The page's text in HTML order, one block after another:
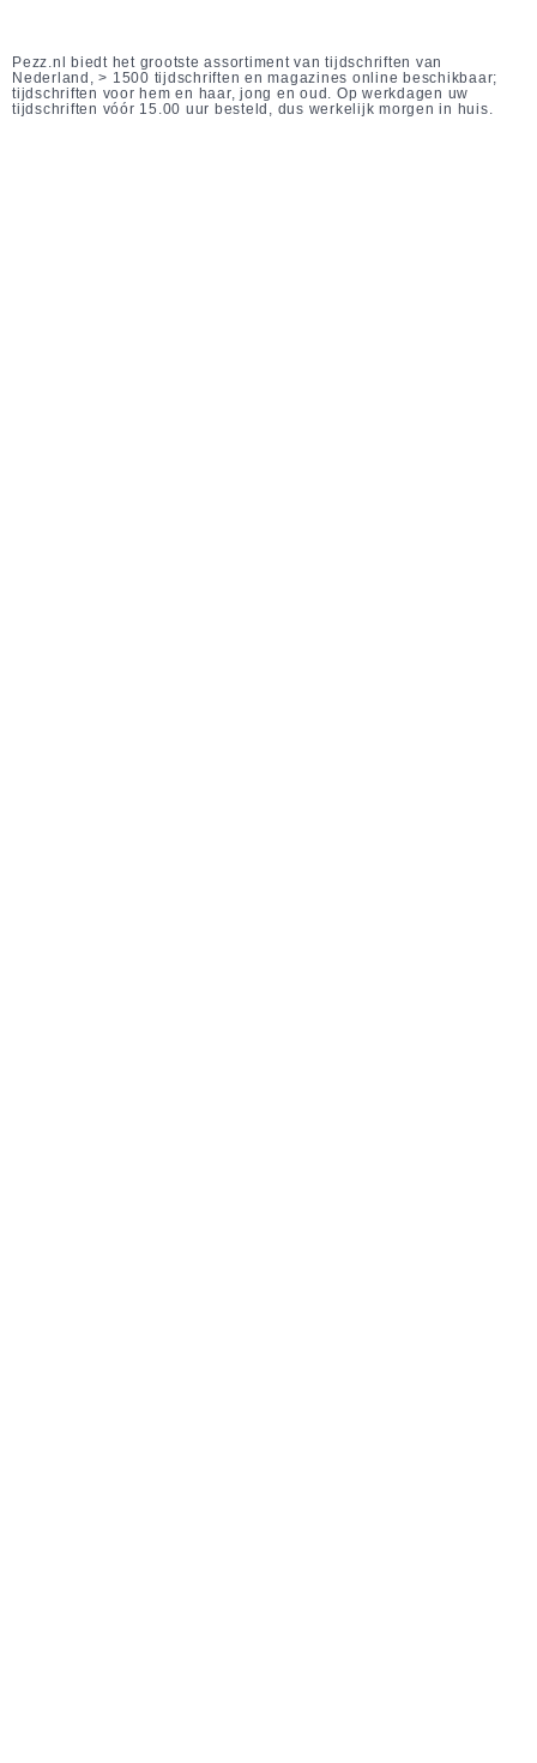
Pezz.nl biedt het grootste assortiment van tijdschriften van
Nederland, > 1500 tijdschriften en magazines online beschikbaar;
tijdschriften voor hem en haar, jong en oud. Op werkdagen uw
tijdschriften vóór 15.00 uur besteld, dus werkelijk morgen in huis.